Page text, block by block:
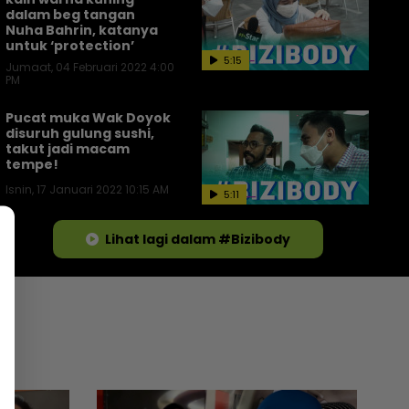
dalam beg tangan
Nuha Bahrin, katanya
untuk ‘protection’
Jumaat, 04 Februari 2022 4:00
PM
5:15
Pucat muka Wak Doyok
disuruh gulung sushi,
takut jadi macam
tempe!
Isnin, 17 Januari 2022 10:15 AM 5:11
Lihat lagi dalam #Bizibody